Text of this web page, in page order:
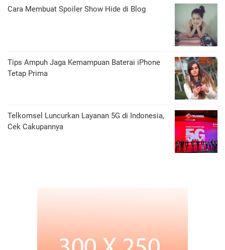
Cara Membuat Spoiler Show Hide di Blog
Tips Ampuh Jaga Kemampuan Baterai iPhone
Tetap Prima
Telkomsel Luncurkan Layanan 5G di Indonesia,
Cek Cakupannya